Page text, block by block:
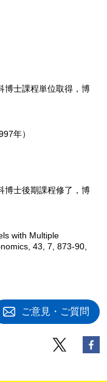
博士課程単位取得，博
年）
博士後期課程修了，博
with Multiple
43, 7, 873-90,
ご意見・ご質問